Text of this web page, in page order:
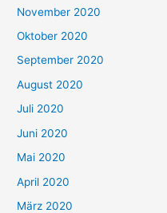
November 2020
Oktober 2020
September 2020
August 2020
Juli 2020
Juni 2020
Mai 2020
April 2020
März 2020